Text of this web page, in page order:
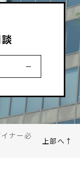
ナー必
上部へ↑